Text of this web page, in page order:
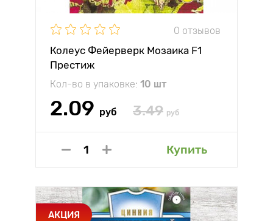
0 отзывов
Колеус Фейерверк Мозаика F1
Престиж
Кол-во в упаковке: 10 шт
2.09 руб 3.49 руб
Купить
АКЦИЯ